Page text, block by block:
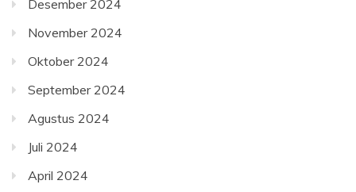
Desember 2024
November 2024
Oktober 2024
September 2024
Agustus 2024
Juli 2024
April 2024